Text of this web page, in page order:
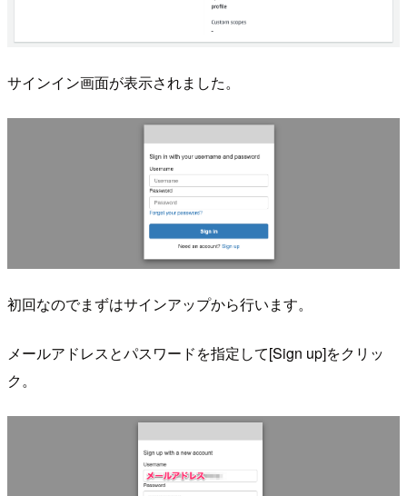
サインイン画面が表示されました。
初回なのでまずはサインアップから行います。
メールアドレスとパスワードを指定して[Sign up]をクリッ
ク。